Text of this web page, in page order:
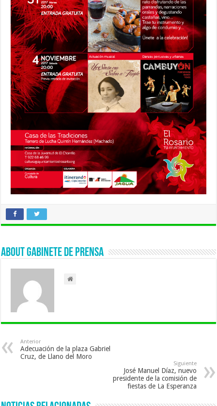
About Gabinete de Prensa
Anterior
Adecuación de la plaza Gabriel
Cruz, de Llano del Moro
Siguiente
José Manuel Díaz, nuevo
presidente de la comisión de
fiestas de La Esperanza